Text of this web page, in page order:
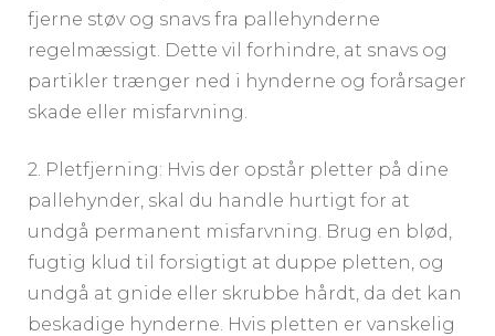
fjerne støv og snavs fra pallehynderne
regelmæssigt. Dette vil forhindre, at snavs og
partikler trænger ned i hynderne og forårsager
skade eller misfarvning.
2. Pletfjerning: Hvis der opstår pletter på dine
pallehynder, skal du handle hurtigt for at
undgå permanent misfarvning. Brug en blød,
fugtig klud til forsigtigt at duppe pletten, og
undgå at gnide eller skrubbe hårdt, da det kan
beskadige hynderne. Hvis pletten er vanskelig